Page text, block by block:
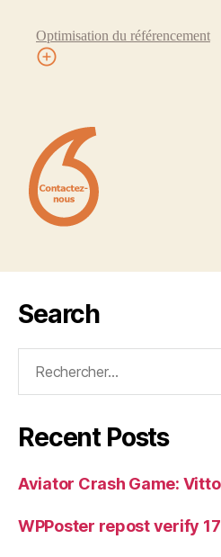
Optimisation du référencement
Search
Recent Posts
Aviator Crash Game:
WPPoster repost verify